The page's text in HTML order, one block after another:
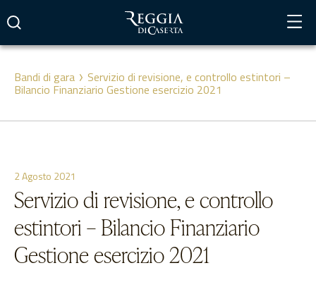
contenuto
Bandi di gara Servizio di revisione, e controllo estintori –
Bilancio Finanziario Gestione esercizio 2021
2 Agosto 2021
Servizio di revisione, e controllo
estintori – Bilancio Finanziario
Gestione esercizio 2021